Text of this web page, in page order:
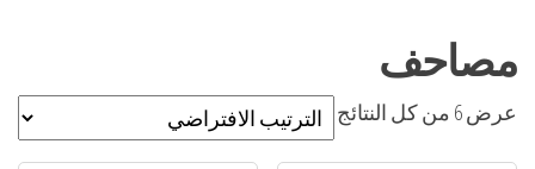
مصاحف
عرض ⁦6⁩ من كل النتائج